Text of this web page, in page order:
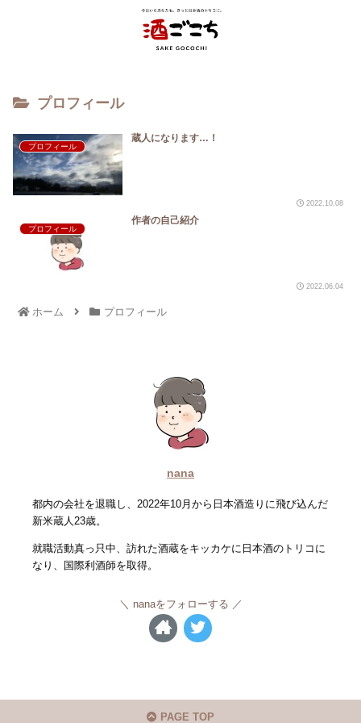
プロフィール
プロフィール
蔵人になります…！
2022.10.08
プロフィール
作者の自己紹介
2022.06.04
ホーム プロフィール
nana
都内の会社を退職し、2022年10月から日本酒造りに飛び込んだ
新米蔵人23歳。
就職活動真っ只中、訪れた酒蔵をキッカケに日本酒のトリコに
なり、国際利酒師を取得。
nanaをフォローする
PAGE TOP